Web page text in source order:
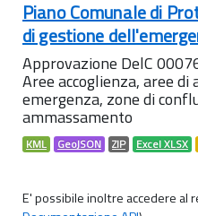
Piano Comunale di
di gestione
Approvazione DelC
Aree accoglienza, aree
emergenza, zone di
ammassamento
KML GeoJSON ZIP Excel XLSX
E' possibile inoltre accedere al